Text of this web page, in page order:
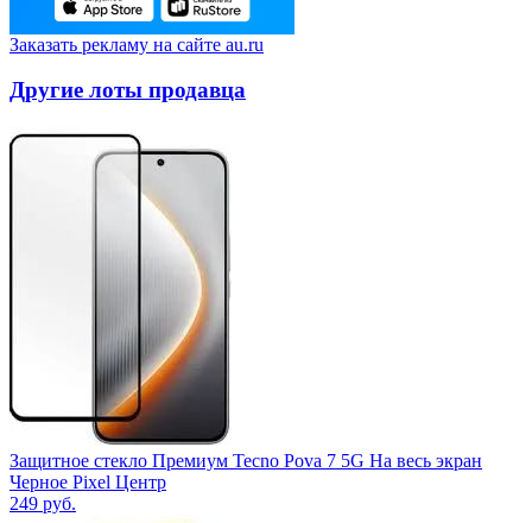
Заказать рекламу на сайте au.ru
Другие лоты продавца
Защитное стекло Премиум Tecno Pova 7 5G На весь экран
Черное Pixel Центр
249 руб.